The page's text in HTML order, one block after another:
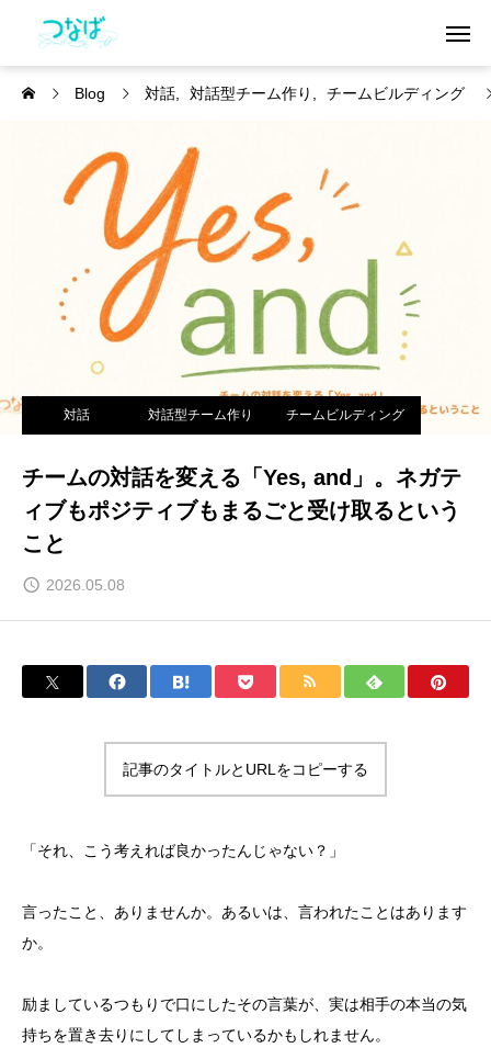
Blog 対話 対話型チーム作り チームビルディング
対話 対話型チーム作り チームビルディング
チームの対話を変える「Yes, and」。ネガテ
ィブもポジティブもまるごと受け取るという
こと
2026.05.08
記事のタイトルとURLをコピーする
「それ、こう考えれば良かったんじゃない？」
言ったこと、ありませんか。あるいは、言われたことはあります
か。
励ましているつもりで口にしたその言葉が、実は相手の本当の気
持ちを置き去りにしてしまっているかもしれません。